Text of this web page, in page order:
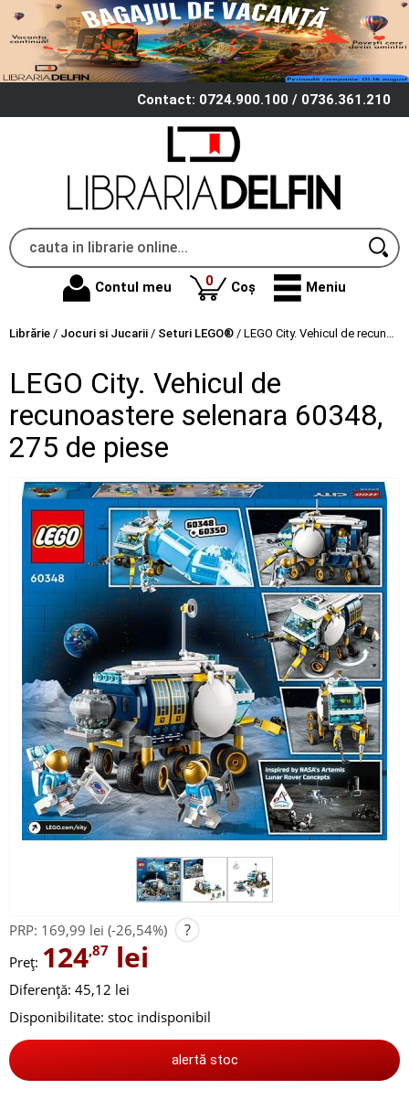
Contact: 0724.900.100 / 0736.361.210
Contul meu 0produse
Coș Meniu
Librărie / Jocuri si Jucarii / Seturi LEGO® / LEGO City. Vehicul de recunoastere selenara 60348, 275 de piese
LEGO City. Vehicul de
recunoastere selenara 60348,
275 de piese
PRP: 169,99 lei (-26,54%) ?
Preț: 124,87 lei
Diferență: 45,12 lei
Disponibilitate: stoc indisponibil
alertă stoc